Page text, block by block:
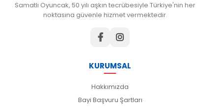
Samatlı Oyuncak, 50 yılı aşkın tecrübesiyle Türkiye'nin her
noktasına güvenle hizmet vermektedir.
KURUMSAL
Hakkımızda
Bayi Başvuru Şartları